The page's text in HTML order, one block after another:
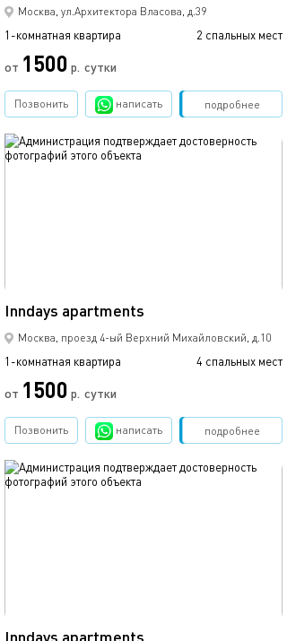
Москва, ул.Архитектора Власова, д.39
1-комнатная квартира 2 спальных мест
от 1500 р. сутки
подробнее
Позвонить написать Забронировать
Inndays apartments
Москва, проезд 4-ый Верхний Михайловский, д.10
1-комнатная квартира 4 спальных мест
от 1500 р. сутки
обновлено 05.08.2026
подробнее
Позвонить написать Забронировать
Inndays apartments
обновлено 05.08.2026